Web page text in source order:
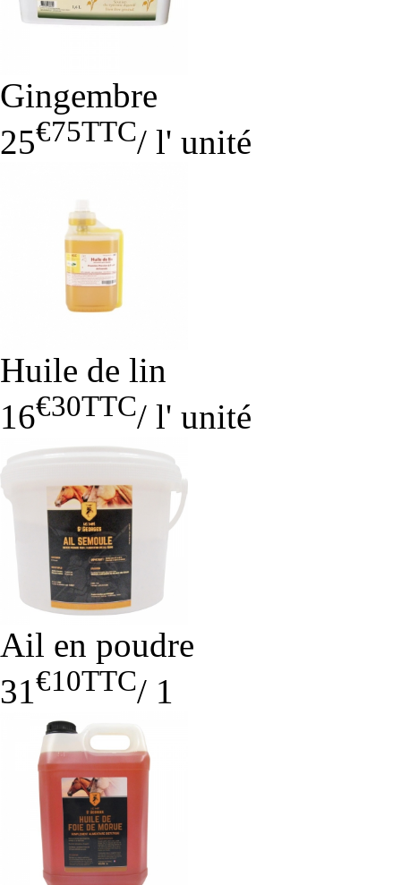
Gingembre
25€75TTC/ l' unité
Huile de lin
16€30TTC/ l' unité
Ail en poudre
31€10TTC/ 1